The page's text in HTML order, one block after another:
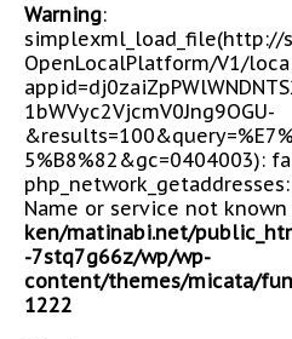
Warning:
simplexml_load_file(http://
OpenLocalPlatform/V1/
1bWVyc2VjcmV0Jng9OGU-
5%B8%82&gc=0404003):
Name or service not known
ken/matinabi.net/
-7stq7g66z/wp/wp-
content/themes/micata/
1222